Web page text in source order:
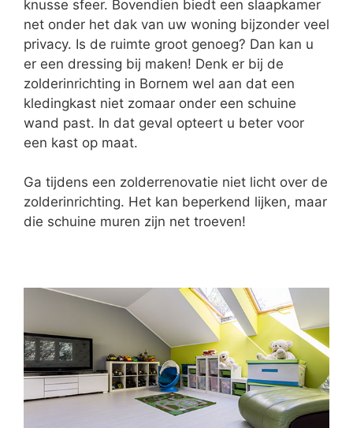
knusse sfeer. Bovendien biedt een slaapkamer
net onder het dak van uw woning bijzonder veel
privacy. Is de ruimte groot genoeg? Dan kan u
er een dressing bij maken! Denk er bij de
zolderinrichting in Bornem wel aan dat een
kledingkast niet zomaar onder een schuine
wand past. In dat geval opteert u beter voor
een kast op maat.
Ga tijdens een zolderrenovatie niet licht over de
zolderinrichting. Het kan beperkend lijken, maar
die schuine muren zijn net troeven!